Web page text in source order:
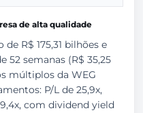
de alta qualidade
R$ 175,31 bilhões e
semanas (R$ 35,25
múltiplos da WEG
P/L de 25,9x,
9,4x, com dividend yield